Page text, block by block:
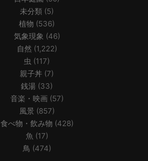
未分類 (5)
植物 (536)
気象現象 (46)
自然 (1,222)
虫 (117)
親子丼 (7)
銭湯 (33)
音楽・映画 (57)
風景(857)
食べ物・飲み物 (428)
魚 (17)
鳥 (474)